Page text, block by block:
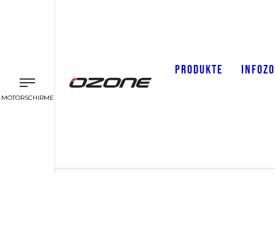
MOTORSCHIRME
PRODUKTE